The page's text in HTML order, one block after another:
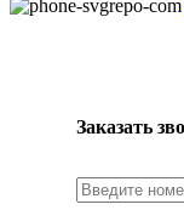
Заказать